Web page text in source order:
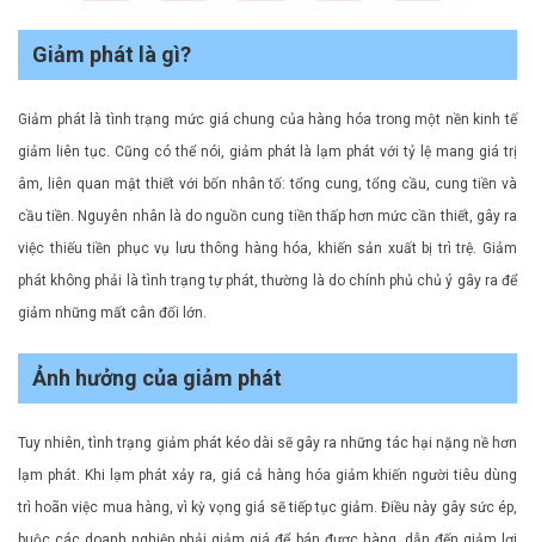
Giảm phát là gì?
Giảm phát là tình trạng mức giá chung của hàng hóa trong một nền kinh tế
giảm liên tục. Cũng có thể nói, giảm phát là lạm phát với tỷ lệ mang giá trị
âm, liên quan mật thiết với bốn nhân tố: tổng cung, tổng cầu, cung tiền và
cầu tiền. Nguyên nhân là do nguồn cung tiền thấp hơn mức cần thiết, gây ra
việc thiếu tiền phục vụ lưu thông hàng hóa, khiến sản xuất bị trì trệ. Giảm
phát không phải là tình trạng tự phát, thường là do chính phủ chủ ý gây ra để
giảm những mất cân đối lớn.
Ảnh hưởng của giảm phát
Tuy nhiên, tình trạng giảm phát kéo dài sẽ gây ra những tác hại nặng nề hơn
lạm phát. Khi lạm phát xảy ra, giá cả hàng hóa giảm khiến người tiêu dùng
trì hoãn việc mua hàng, vì kỳ vọng giá sẽ tiếp tục giảm. Điều này gây sức ép,